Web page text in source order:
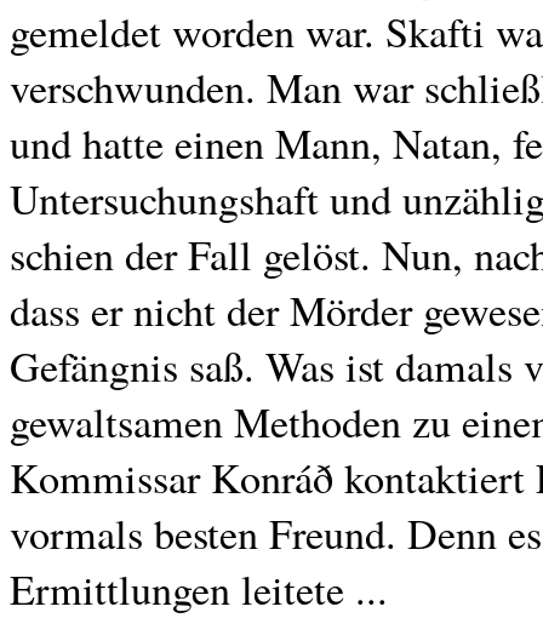
gemeldet worden war. Skafti
verschwunden. Man war
und hatte einen Mann, Natan,
Untersuchungshaft und
schien der Fall gelöst. Nun,
dass er nicht der Mörder
Gefängnis saß. Was ist
gewaltsamen Methoden zu
Kommissar Konráð kontaktiert
vormals besten Freund. Denn
Ermittlungen leitete ...